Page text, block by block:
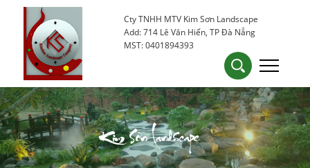
kimsondn84@gmail.com
0905 53 15 25Cty TNHH MTV Kim Sơn Landscape
Add: 714 Lê Văn Hiến, TP Đà Nẵng
MST: 0401894393
Kim Sơn Landscape